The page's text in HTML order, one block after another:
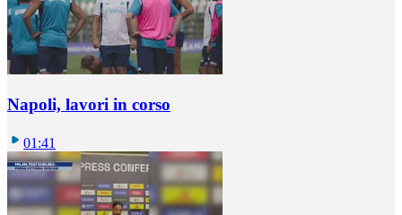
Napoli, lavori in corso
01:41